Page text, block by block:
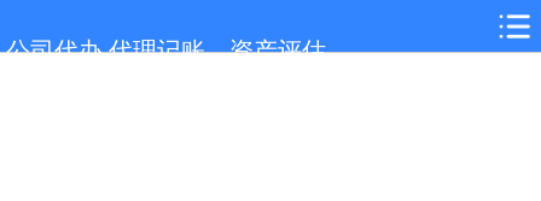
公司代办,代理记账，资产评估